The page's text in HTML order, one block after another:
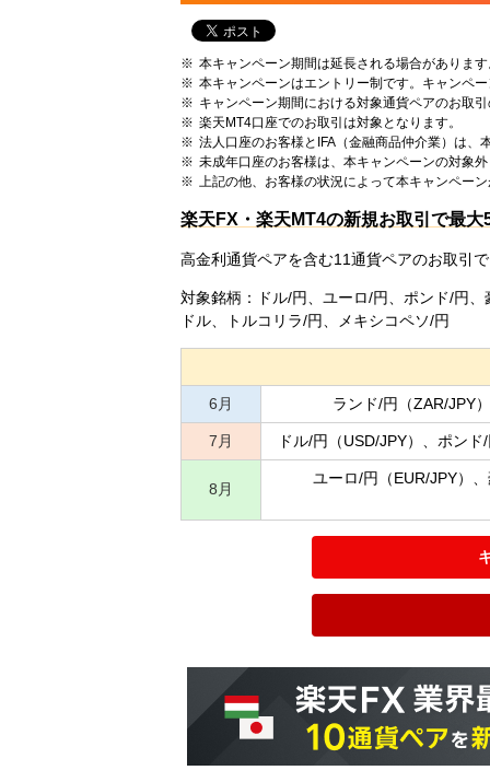
本キャンペーン期間は延長される場合があります
本キャンペーンはエントリー制です。キャンペ
キャンペーン期間における対象通貨ペアのお取
楽天MT4口座でのお取引は対象となります。
法人口座のお客様とIFA（金融商品仲介業）は、
未成年口座のお客様は、本キャンペーンの対象
上記の他、お客様の状況によって本キャンペー
楽天FX・楽天MT4の新規お取引で最
高金利通貨ペアを含む11通貨ペアのお取引
対象銘柄：ドル/円、ユーロ/円、ポンド/円
ドル、トルコリラ/円、メキシコペソ/円
6月 ランド/円（ZAR/JPY
7月 ドル/円（USD/JPY）、ポン
8月
ユーロ/円（EUR/JPY）